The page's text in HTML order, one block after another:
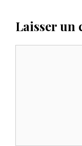
Laisser un